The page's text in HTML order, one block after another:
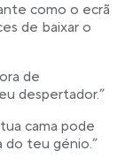
como o ecrã
de baixar o
de
despertador.”
cama pode
do teu génio.”